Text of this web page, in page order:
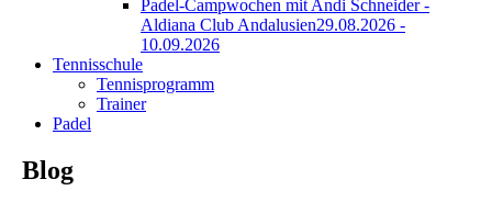
Padel-Campwochen mit Andi Schneider -
Aldiana Club Andalusien29.08.2026 -
10.09.2026
Tennisschule
Tennisprogramm
Trainer
Padel
Blog